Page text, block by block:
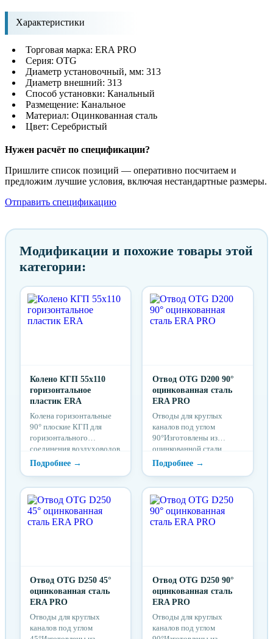
Характеристики
Торговая марка: ERA PRO
Серия: OTG
Диаметр установочный, мм: 313
Диаметр внешний: 313
Способ установки: Канальный
Размещение: Канальное
Материал: Оцинкованная сталь
Цвет: Серебристый
Нужен расчёт по спецификации?
Пришлите список позиций — оперативно посчитаем и
предложим лучшие условия, включая нестандартные размеры.
Отправить спецификацию
Модификации и похожие товары этой
категории:
Колено КГП 55х110
горизонтальное
пластик ERA
Колена горизонтальные
90° плоские КГП для
горизонтального
соединения воздуховодов
соответствующего
сечения под углом 90°
Отвод OTG D200 90°
оцинкованная сталь
ERA PRO
Отводы для круглых
каналов под углом
90°Изготовлены из
оцинкованной стали
Отвод OTG D250 45°
оцинкованная сталь
ERA PRO
Отводы для круглых
каналов под углом
Отвод OTG D250 90°
оцинкованная сталь
ERA PRO
Отводы для круглых
каналов под углом